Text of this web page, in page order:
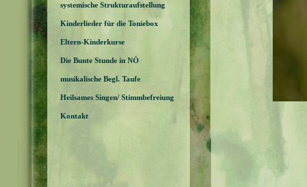
systemische Strukturaufstellung
Kinderlieder für die Toniebox
Eltern-Kinderkurse
Die Bunte Stunde in NÖ
musikalische Begl. Taufe
Heilsames Singen/ Stimmbefreiung
Kontakt